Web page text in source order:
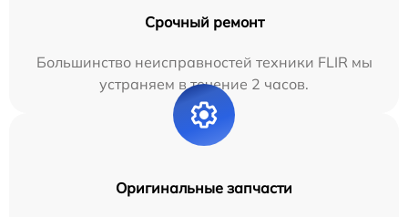
Срочный ремонт
Большинство неисправностей техники FLIR мы
устраняем в течение 2 часов.
Оригинальные запчасти